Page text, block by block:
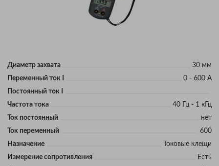
Диаметр захвата
30 мм
Переменный ток I
0 - 600 А
Постоянный ток I
Частота тока
40 Гц - 1 кГц
Ток постоянный
нет
Ток переменный
600
Назначение
Токовые клещи
Измерение сопротивления
Есть